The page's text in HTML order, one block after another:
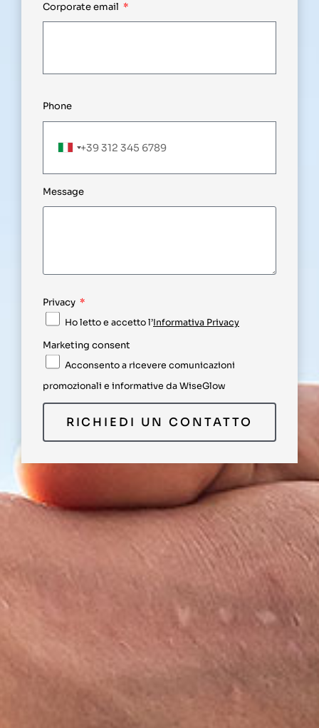
Corporate email
Phone
Italy
+39
Message
Privacy
Ho letto e accetto l’Informativa Privacy
Marketing consent
Acconsento a ricevere comunicazioni
promozionali e informative da WiseGlow
RICHIEDI UN CONTATTO